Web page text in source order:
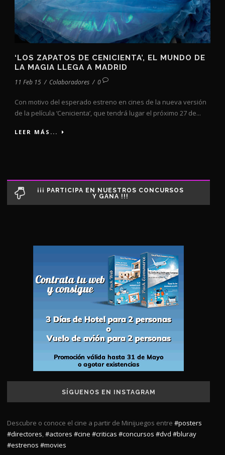
‘LOS ZAPATOS DE CENICIENTA’, EL MUNDO DE
LA MAGIA LLEGA A MADRID
11 Feb 15 / Colaboradores / 0
Con motivo del esperado estreno en cines de la nueva versión
de la película ‘Cenicienta’, que tendrá lugar el próximo 27 de...
LEER MÁS...
¡¡¡ PARTICIPA EN NUESTROS CONCURSOS
Y GANA !!!
SÍGUENOS EN INSTAGRAM
Descubre o conoce el cine a partir de Minijuegos entre #posters
#directores,#actores #cine #criticas #concursos #dvd #bluray
#estrenos #movies